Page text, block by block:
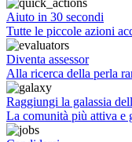
Aiuto in 30 secondi
Tutte le piccole azioni
Diventa assessor
Alla ricerca della perla
Raggiungi la galassia
La comunità più attiva e